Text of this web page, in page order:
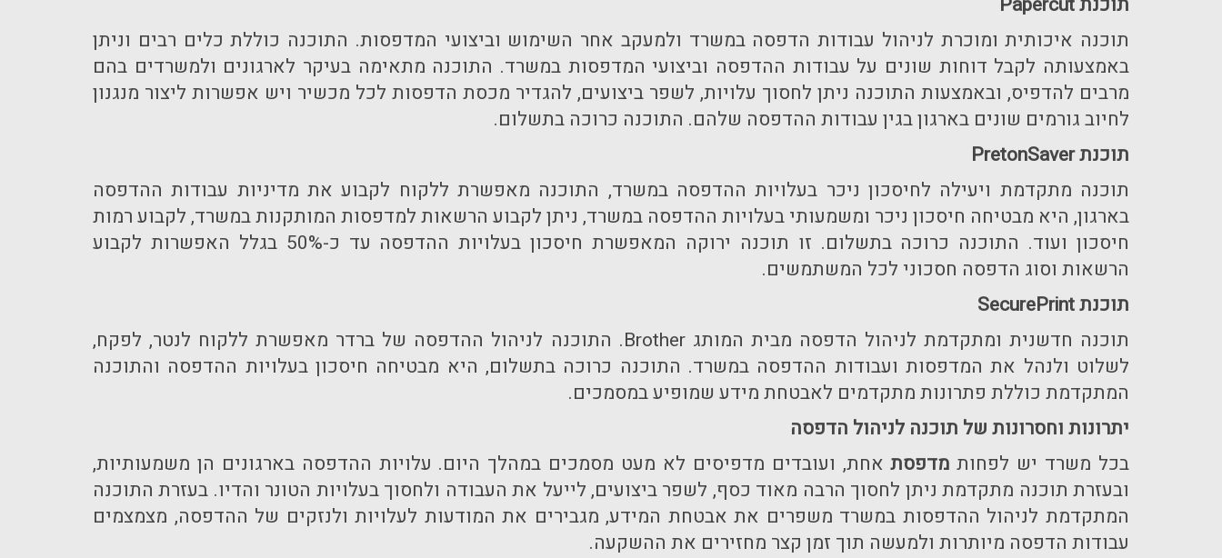
תוכנה איכותית ומוכרת לניהול עבודות הדפסה במשרד ולמעקב אחר השימוש וביצועי המדפסות. התוכנה כוללת כלים רבים וניתן
באמצעותה לקבל דוחות שונים על עבודות ההדפסה וביצועי המדפסות במשרד. התוכנה מתאימה בעיקר לארגונים ולמשרדים בהם
מרבים להדפיס, ובאמצעות התוכנה ניתן לחסוך עלויות, לשפר ביצועים, להגדיר מכסת הדפסות לכל מכשיר ויש אפשרות ליצור מנגנון
לחיוב גורמים שונים בארגון בגין עבודות ההדפסה שלהם. התוכנה כרוכה בתשלום.
תוכנתPretonSaver
תוכנה מתקדמת ויעילה לחיסכון ניכר בעלויות ההדפסה במשרד, התוכנה מאפשרת ללקוח לקבוע את מדיניות עבודות ההדפסה
בארגון, היא מבטיחה חיסכון ניכר ומשמעותי בעלויות ההדפסה במשרד, ניתן לקבוע הרשאות למדפסות המותקנות במשרד, לקבוע רמות
חיסכון ועוד. התוכנה כרוכה בתשלום. זו תוכנה ירוקה המאפשרת חיסכון בעלויות ההדפסה עד כ-50% בגלל האפשרות לקבוע
הרשאות וסוג הדפסה חסכוני לכל המשתמשים.
תוכנתSecurePrint
תוכנה חדשנית ומתקדמת לניהול הדפסה מבית המותגBrother. התוכנה לניהול ההדפסה של ברדר מאפשרת ללקוח לנטר, לפקח,
לשלוט ולנהל את המדפסות ועבודות ההדפסה במשרד. התוכנה כרוכה בתשלום, היא מבטיחה חיסכון בעלויות ההדפסה והתוכנה
המתקדמת כוללת פתרונות מתקדמים לאבטחת מידע שמופיע במסמכים.
יתרונות וחסרונות של תוכנה לניהול הדפסה
בכל משרד יש לפחות מדפסתאחת, ועובדים מדפיסים לא מעט מסמכים במהלך היום. עלויות ההדפסה בארגונים הן משמעותיות,
ובעזרת תוכנה מתקדמת ניתן לחסוך הרבה מאוד כסף, לשפר ביצועים, לייעל את העבודה ולחסוך בעלויות הטונר והדיו. בעזרת התוכנה
המתקדמת לניהול ההדפסות במשרד משפרים את אבטחת המידע, מגבירים את המודעות לעלויות ולנזקים של ההדפסה, מצמצמים
עבודות הדפסה מיותרות ולמעשה תוך זמן קצר מחזירים את ההשקעה.